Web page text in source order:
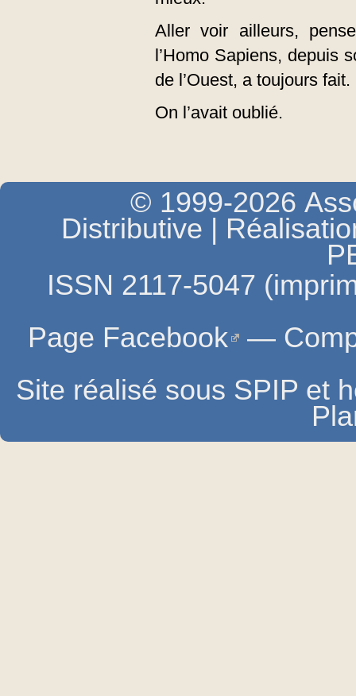
Aller voir ailleurs,
l’Homo Sapiens, depuis
de l’Ouest, a toujours fait.
On l’avait oublié.
© 1999-2026
Distributive |
ISSN 2117-5047
Page Facebook —
Site réalisé sous SPIP et